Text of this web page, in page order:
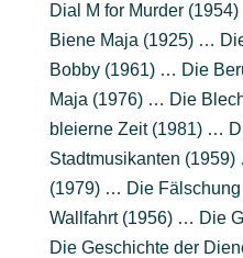
Dial M for Murder
Biene Maja (1925) …
Bobby (1961) … Die
Maja (1976) … Die
bleierne Zeit (1981) …
Stadtmusikanten
(1979) … Die
Wallfahrt (1956) … Die
Die Geschichte der